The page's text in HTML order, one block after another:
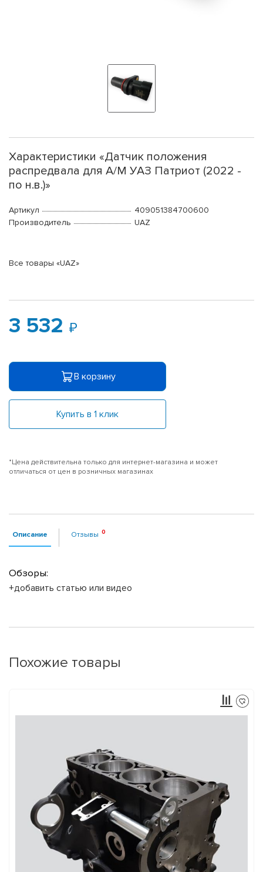
Характеристики «Датчик положения
распредвала для А/М УАЗ Патриот (2022 -
по н.в.)»
Артикул
409051384700600
Производитель
UAZ
Все товары «UAZ»
3 532
В корзину
Купить в 1 клик
*Цена действительна только для интернет-магазина и может
отличаться от цен в розничных магазинах
Описание Отзывы
Обзоры:
+добавить статью или видео
Похожие товары